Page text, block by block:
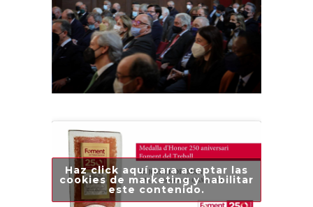
Haz click aquí para aceptar las
cookies de marketing y habilitar
este contenido.